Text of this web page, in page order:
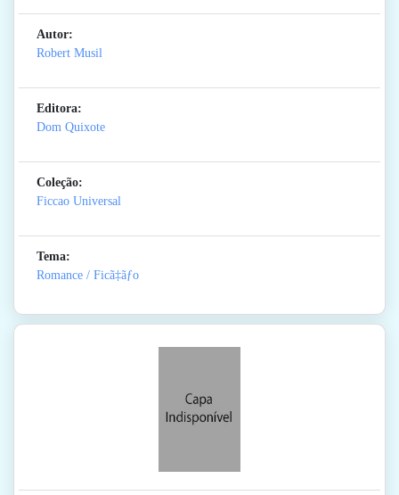
Autor:
Robert Musil
Editora:
Dom Quixote
Coleção:
Ficcao Universal
Tema:
Romance / Ficã‡ãƒo